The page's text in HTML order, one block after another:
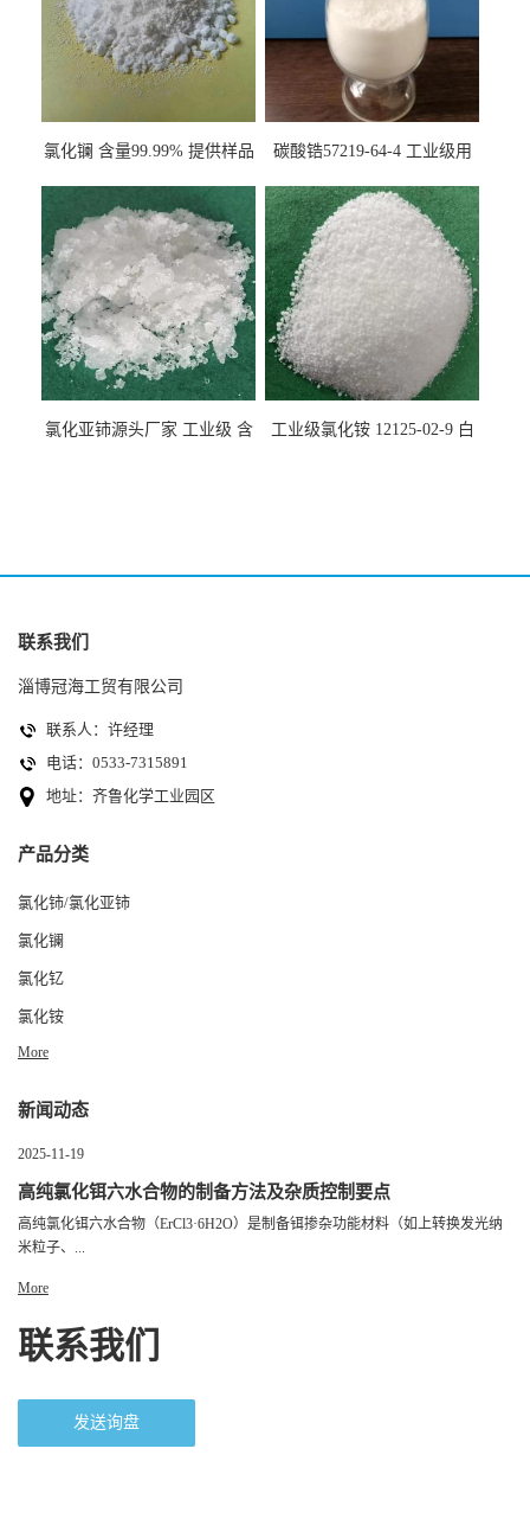
氯化镧 含量99.99% 提供样品
碳酸锆57219-64-4 工业级用
氯化亚铈源头厂家 工业级 含
工业级氯化铵 12125-02-9 白
联系我们
淄博冠海工贸有限公司
联系人：许经理
电话：0533-7315891
地址：齐鲁化学工业园区
产品分类
氯化铈/氯化亚铈
氯化镧
氯化钇
氯化铵
More
新闻动态
2025-11-19
高纯氯化铒六水合物的制备方法及杂质控制要点
高纯氯化铒六水合物（ErCl3·6H2O）是制备铒掺杂功能材料（如上转换发光纳
米粒子、...
More
联系我们
发送询盘